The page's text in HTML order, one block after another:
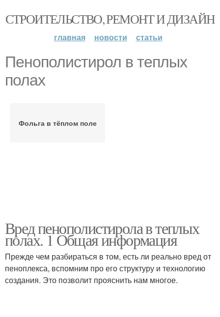
СТРОИТЕЛЬСТВО, РЕМОНТ И ДИЗАЙН
главная новости статьи
Пенополистирол в теплых
полах
Фольга в тёплом поле
Вред пенополистирола в теплых
полах. 1 Общая информация
Прежде чем разбираться в том, есть ли реально вред от
пеноплекса, вспомним про его структуру и технологию
создания. Это позволит прояснить нам многое.